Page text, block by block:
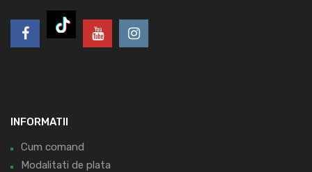
INFORMATII
Cum comand
Modalitati de plata